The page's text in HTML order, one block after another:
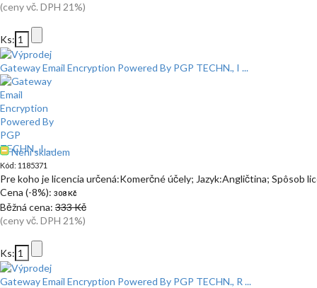
(ceny vč. DPH 21%)
Ks:
Gateway Email Encryption Powered By PGP TECHN., I ...
Není skladem
Kód: 1185371
Pre koho je licencia určená:Komerčné účely; Jazyk:Angličtina; Spôsob
Cena (-8%): 308 Kč
Běžná cena: 333 Kč
(ceny vč. DPH 21%)
Ks:
Gateway Email Encryption Powered By PGP TECHN., R ...